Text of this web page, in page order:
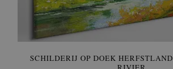
SCHILDERIJ OP DOEK